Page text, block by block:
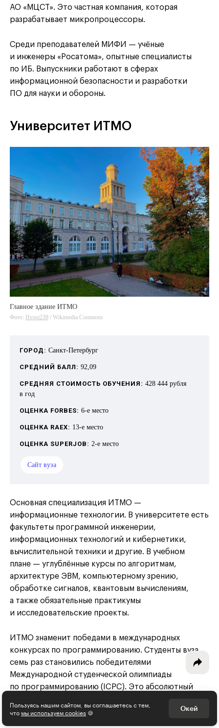
АО «МЦСТ». Это частная компания, которая
разрабатывает микропроцессоры.
Среди преподавателей МИФИ — учёные
и инженеры «Росатома», опытные специалисты
по ИБ. Выпускники работают в сферах
информационной безопасности и разработки
ПО для науки и обороны.
Университет ИТМО
Главное здание ИТМО
Фото: Hvost239 / Wikimedia Commons
ГОРОД: Санкт-Петербург
СРЕДНИЙ БАЛЛ: 92,09
СРЕДНЯЯ СТОИМОСТЬ ОБУЧЕНИЯ: 428 444 рубля
в год
ОЦЕНКА FORBES: 6-е место
ОЦЕНКА RAEX: 13-е место
ОЦЕНКА SUPERJOB: 2-е место
Сайт вуза
Основная специализация ИТМО —
информационные технологии. В университете есть
факультеты программной инженерии,
информационных технологий и кибернетики,
вычислительной техники и другие. В учебном
плане — углублённые курсы по алгоритмам,
архитектуре ЭВМ, компьютерному зрению,
обработке сигналов, квантовым вычислениям,
а также обязательные практикумы
и исследовательские проекты.
ИТМО знаменит победами в международных
конкурсах по программированию. Студенты вуза
семь раз становились победителями
Международной студенческой олимпиады
по программированию (ICPC). Это абсолютный
побить.
Пользуясь нашим сайтом, вы соглашаетесь с тем,
что мы используем cookies 🍪 Окей
Интересное - на почту!
Выберите тему рассылки
и получите 5 бесплатных курсов:
Дизайн
Программирование
Психология, общество
Маркетинг